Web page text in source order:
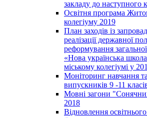
закладу до наступного
Освітня програма
колегіуму 2019
План заходів із
реалізації державної
реформування
«Нова українська
міському колегіумі у
Моніторинг навчання
випускників 9 -11
Мовні загони
2018
Відновлення